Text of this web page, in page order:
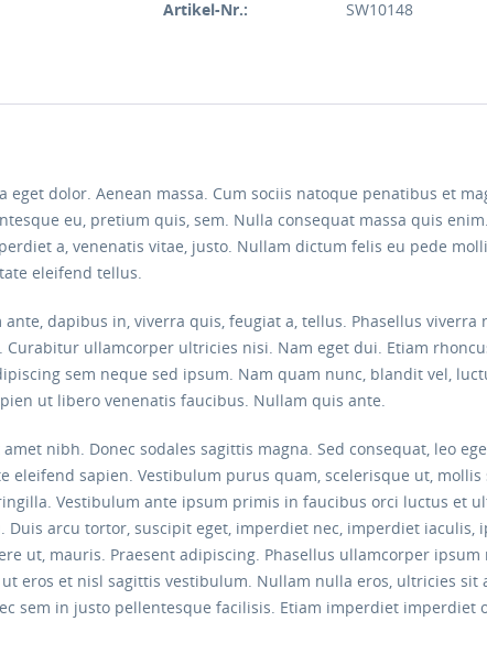
Artikel-Nr.: SW10148
dolor. Aenean massa. Cum sociis natoque penatibus et
eu, pretium quis, sem. Nulla consequat massa quis
a, venenatis vitae, justo. Nullam dictum felis eu pede
eleifend tellus.
dapibus in, viverra quis, feugiat a, tellus. Phasellus viverra
ullamcorper ultricies nisi. Nam eget dui. Etiam
sem neque sed ipsum. Nam quam nunc, blandit vel,
ut libero venenatis faucibus. Nullam quis ante.
nibh. Donec sodales sagittis magna. Sed consequat, leo
eleifend sapien. Vestibulum purus quam, scelerisque ut, mollis
Vestibulum ante ipsum primis in faucibus orci luctus et
arcu tortor, suscipit eget, imperdiet nec, imperdiet iaculis,
ut, mauris. Praesent adipiscing. Phasellus ullamcorper
eros et nisl sagittis vestibulum. Nullam nulla eros, ultricies sit
sem in justo pellentesque facilisis. Etiam imperdiet imperdiet